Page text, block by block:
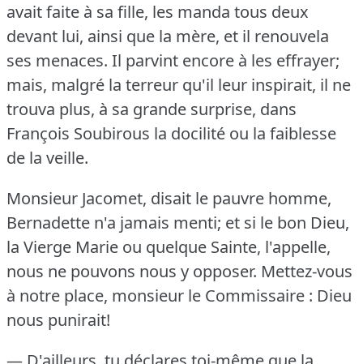
avait faite à sa fille, les manda tous deux
devant lui, ainsi que la mère, et il renouvela
ses menaces. Il parvint encore à les effrayer;
mais, malgré la terreur qu'il leur inspirait, il ne
trouva plus, à sa grande surprise, dans
François Soubirous la docilité ou la faiblesse
de la veille.
Monsieur Jacomet, disait le pauvre homme,
Bernadette n'a jamais menti; et si le bon Dieu,
la Vierge Marie ou quelque Sainte, l'appelle,
nous ne pouvons nous y opposer. Mettez-vous
à notre place, monsieur le Commissaire : Dieu
nous punirait!